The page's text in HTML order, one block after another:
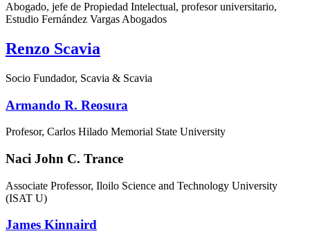
Abogado, jefe de Propiedad Intelectual, profesor universitario,
Estudio Fernández Vargas Abogados
Renzo Scavia
Socio Fundador, Scavia & Scavia
Armando R. Reosura
Profesor, Carlos Hilado Memorial State University
Naci John C. Trance
Associate Professor, Iloilo Science and Technology University
(ISAT U)
James Kinnaird